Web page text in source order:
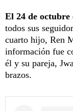
El 24 de octubre
todos sus
cuarto hijo, Ren
información fue
él y su pareja,
brazos.